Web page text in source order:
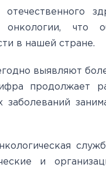
что
в нашей стране.
выявляют
продолжает
заболеваний
и